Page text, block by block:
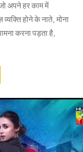
अपने हर काम में
होने के नाते, मोना
करना पड़ता है,